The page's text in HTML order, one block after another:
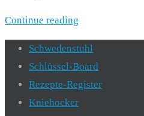
Continue reading
Schwedenstuhl
Schlüssel-Board
Rezepte-Register
Kniehocker